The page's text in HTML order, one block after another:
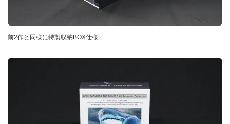
前2作と同様に特製収納BOX仕様